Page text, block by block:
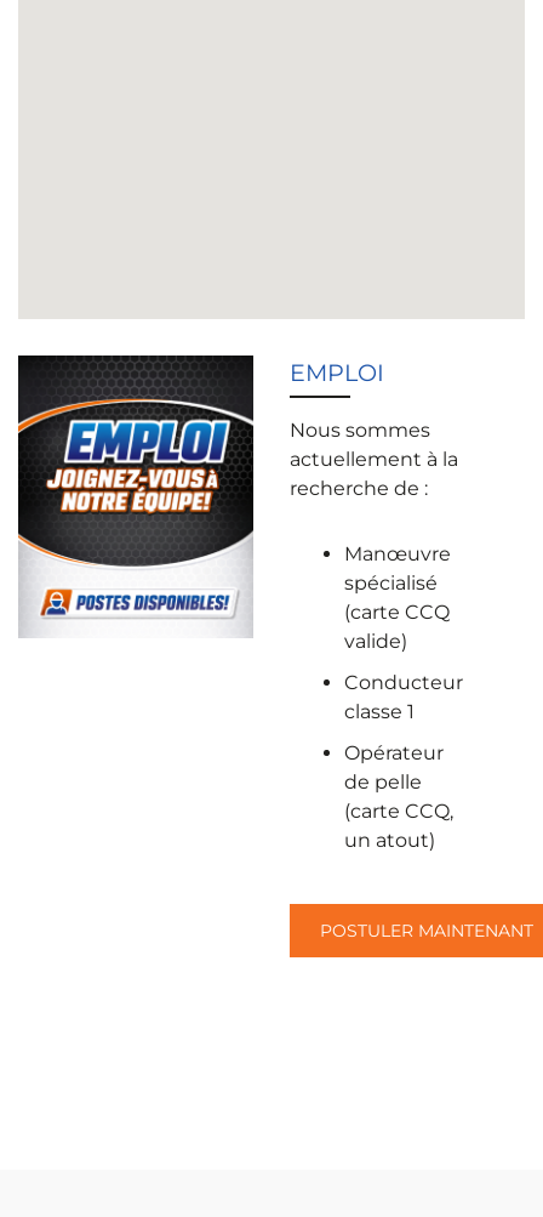
EMPLOI
Nous sommes
actuellement à la
recherche de :
Manœuvre
spécialisé
(carte CCQ
valide)
Conducteur
classe 1
Opérateur
de pelle
(carte CCQ,
un atout)
POSTULER MAINTENANT